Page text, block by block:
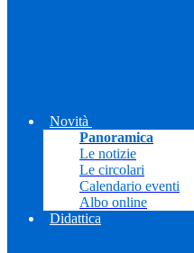
Novità
Panoramica
Le notizie
Le circolari
Calendario eventi
Albo online
Didattica